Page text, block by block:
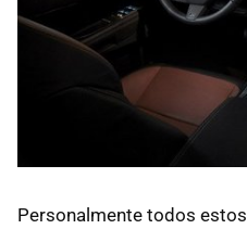
Personalmente todos estos